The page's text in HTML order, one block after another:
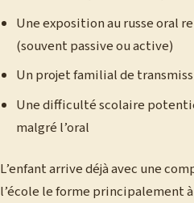
Une exposition au russe oral
(souvent passive ou active)
Un projet familial de
Une difficulté scolaire
malgré l’oral
L’enfant arrive déjà avec une
l’école le forme principalement